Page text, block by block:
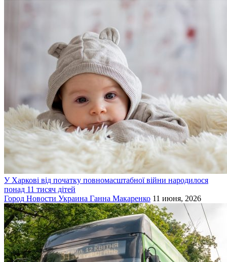
У Харкові від початку повномасштабної війни народилося
понад 11 тисяч дітей
Город Новости Украина Ганна Макаренко 11 июня, 2026